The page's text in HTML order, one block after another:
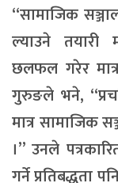
“सामाजिक
ल्याउने तयारी
छलफल गरेर
गुरुङले भने,
मात्र सामाजिक
।” उनले
गर्ने प्रतिबद्धता